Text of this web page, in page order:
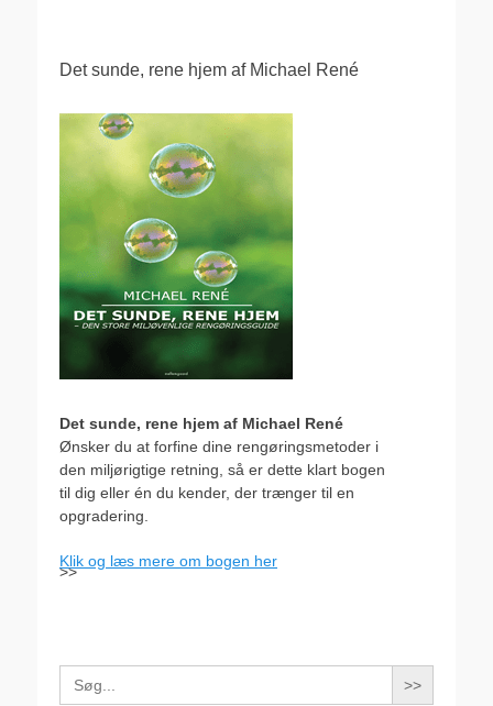
Det sunde, rene hjem af Michael René
Det sunde, rene hjem af Michael René
Ønsker du at forfine dine rengøringsmetoder i
den miljørigtige retning, så er dette klart bogen
til dig eller én du kender, der trænger til en
opgradering.
Klik og læs mere om bogen her
>>
Search
for: